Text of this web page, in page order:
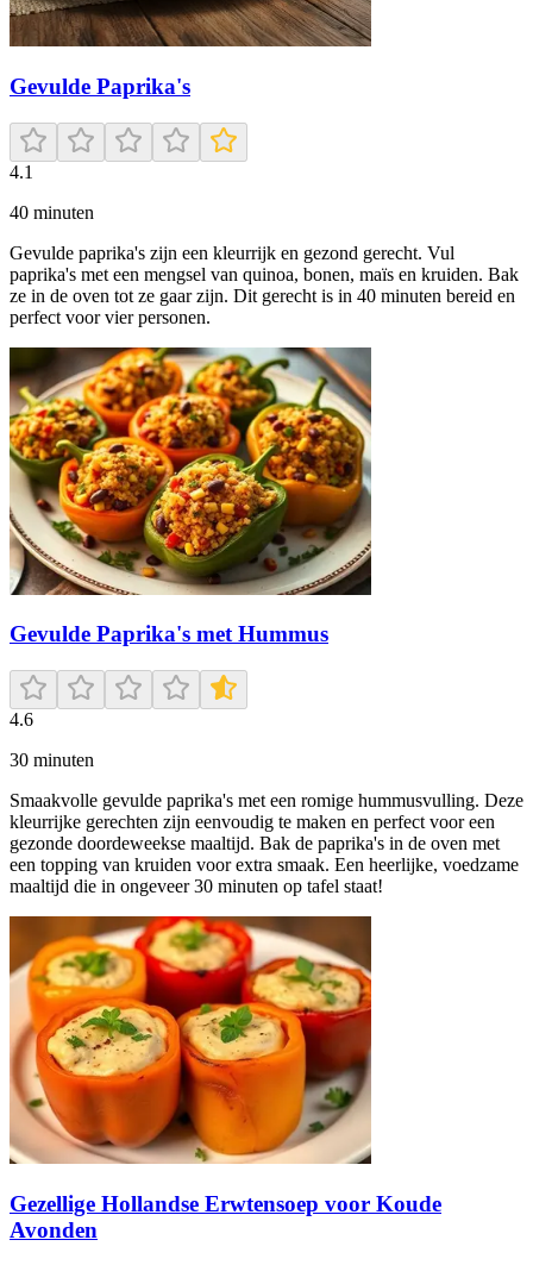
Gevulde Paprika's
4.1
40 minuten
Gevulde paprika's zijn een kleurrijk en gezond gerecht. Vul
paprika's met een mengsel van quinoa, bonen, maïs en kruiden. Bak
ze in de oven tot ze gaar zijn. Dit gerecht is in 40 minuten bereid en
perfect voor vier personen.
Gevulde Paprika's met Hummus
4.6
30 minuten
Smaakvolle gevulde paprika's met een romige hummusvulling. Deze
kleurrijke gerechten zijn eenvoudig te maken en perfect voor een
gezonde doordeweekse maaltijd. Bak de paprika's in de oven met
een topping van kruiden voor extra smaak. Een heerlijke, voedzame
maaltijd die in ongeveer 30 minuten op tafel staat!
Gezellige Hollandse Erwtensoep voor Koude
Avonden